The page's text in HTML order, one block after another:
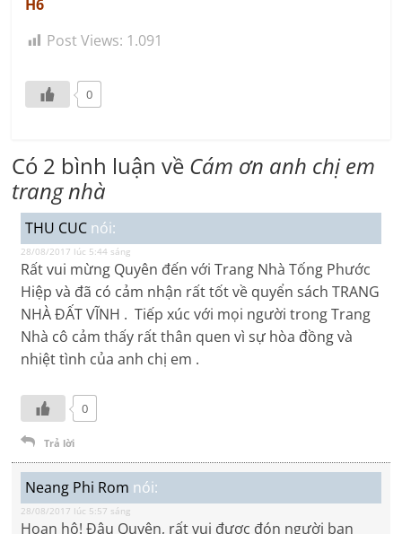
H6
Post Views: 1.091
0
Có 2 bình luận về Cám ơn anh chị em
trang nhà
THU CUC nói:
28/08/2017 lúc 5:44 sáng
Rất vui mừng Quyên đến với Trang Nhà Tống Phước
Hiệp và đã có cảm nhận rất tốt về quyển sách TRANG
NHÀ ĐẤT VĨNH . Tiếp xúc với mọi người trong Trang
Nhà cô cảm thấy rất thân quen vì sự hòa đồng và
nhiệt tình của anh chị em .
0
Trả lời
Neang Phi Rom nói:
28/08/2017 lúc 5:57 sáng
Hoan hô! Đậu Quyên, rất vui được đón người bạn